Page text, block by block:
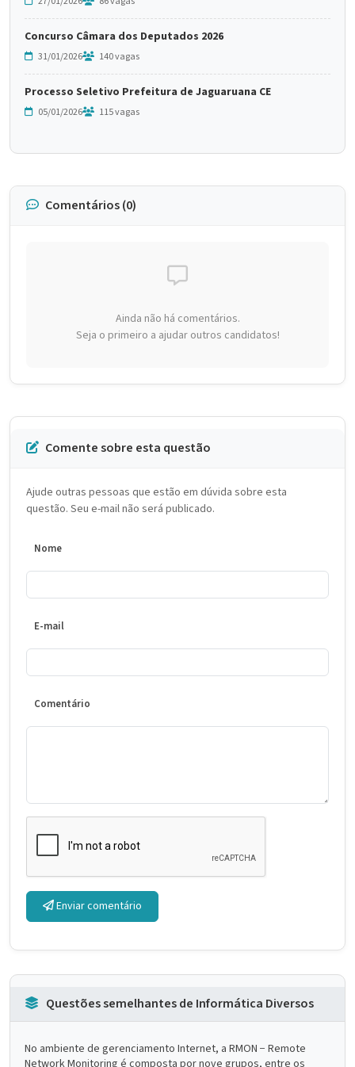
Concurso Câmara dos Deputados 2026
31/01/2026 140 vagas
Processo Seletivo Prefeitura de Jaguaruana CE
05/01/2026 115 vagas
Comentários (0)
Ainda não há comentários.
Seja o primeiro a ajudar outros candidatos!
Comente sobre esta questão
Ajude outras pessoas que estão em dúvida sobre esta
questão. Seu e-mail não será publicado.
Nome
E-mail
Comentário
Enviar comentário
Questões semelhantes de Informática Diversos
No ambiente de gerenciamento Internet, a RMON − Remote
Network Monitoring é composta por nove grupos, entre os